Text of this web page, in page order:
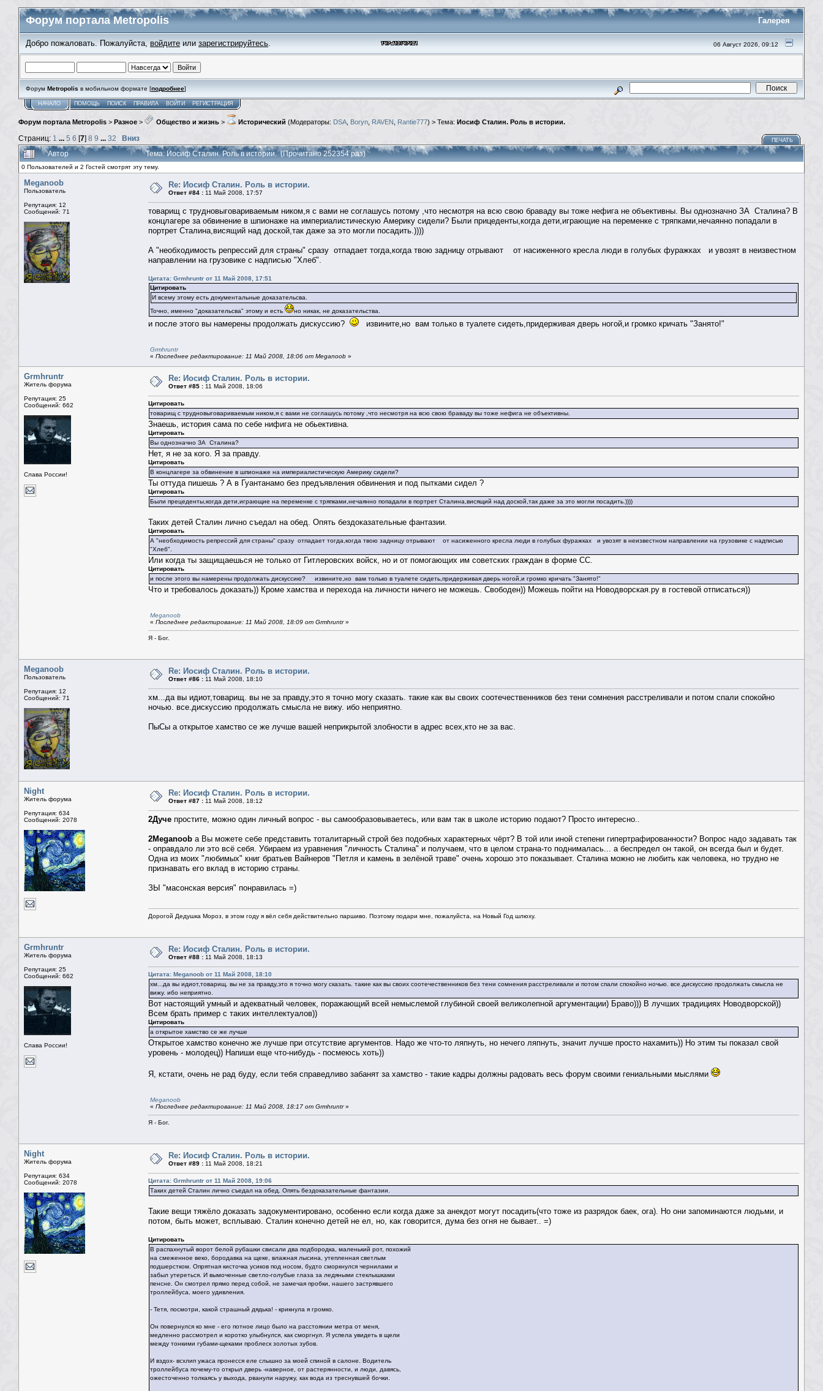
Форум портала Metropolis Галерея
Добро пожаловать. Пожалуйста, войдите или зарегистрируйтесь. 06 Август 2026, 09:12
Форум Metropolis в мобильном формате [подробнее]
НАЧАЛО ПОМОЩЬ ПОИСК ПРАВИЛА ВОЙТИ РЕГИСТРАЦИЯ
Форум портала Metropolis > Разное > Общество и жизнь > Исторический (Модераторы: DSA Boryn RAVEN Rantie777) > Тема: Иосиф Сталин. Роль в истории.
Страниц: 1 ... 5 6 [7] 8 9 ... 32 Вниз ПЕЧАТЬ
Автор Тема: Иосиф Сталин. Роль в истории. (Прочитано 252354 раз)
0 Пользователей и 2 Гостей смотрят эту тему.
Meganoob
Пользователь
Репутация: 12
Сообщений: 71
Re: Иосиф Сталин. Роль в истории.
Ответ #84 : 11 Май 2008, 17:57
товарищ с трудновыговариваемым ником,я с вами не соглашусь потому ,что несмотря на всю свою браваду вы тоже нефига не объективны. Вы однозначно ЗА Сталина? В
концлагере за обвинение в шпионаже на империалистическую Америку сидели? Были прицеденты,когда дети,играющие на переменке с тряпками,нечаянно попадали в
портрет Сталина,висящий над доской,так даже за это могли посадить.))))
А "необходимость репрессий для страны" сразу отпадает тогда,когда твою задницу отрывают от насиженного кресла люди в голубых фуражках и увозят в неизвестном
направлении на грузовике с надписью "Хлеб".
Цитата: Grmhruntr от 11 Май 2008, 17:51
Цитировать
И всему этому есть документальные доказательсва.
Точно, именно "доказательсва" этому и есть
но никак, не доказательства.
и после этого вы намерены продолжать дискуссию? извините,но вам только в туалете сидеть,придерживая дверь ногой,и громко кричать "Занято!"
Grmhruntr
« Последнее редактирование: 11 Май 2008, 18:06 от Meganoob »
Grmhruntr
Житель форума
Репутация: 25
Сообщений: 662
Слава России!
Re: Иосиф Сталин. Роль в истории.
Ответ #85 : 11 Май 2008, 18:06
Цитировать
товарищ с трудновыговариваемым ником,я с вами не соглашусь потому ,что несмотря на всю свою браваду вы тоже нефига не объективны.
Знаешь, история сама по себе нифига не обьективна.
Цитировать
Вы однозначно ЗА Сталина?
Нет, я не за кого. Я за правду.
Цитировать
В концлагере за обвинение в шпионаже на империалистическую Америку сидели?
Ты оттуда пишешь ? А в Гуантанамо без предъявления обвинения и под пытками сидел ?
Цитировать
Были прецеденты,когда дети,играющие на переменке с тряпками,нечаянно попадали в портрет Сталина,висящий над доской,так даже за это могли посадить.))))
Таких детей Сталин лично съедал на обед. Опять бездоказательные фантазии.
Цитировать
А "необходимость репрессий для страны" сразу отпадает тогда,когда твою задницу отрывают от насиженного кресла люди в голубых фуражках и увозят в неизвестном направлении на грузовике с надписью
"Хлеб".
Или когда ты защищаешься не только от Гитлеровских войск, но и от помогающих им советских граждан в форме СС.
Цитировать
и после этого вы намерены продолжать дискуссию? извините,но вам только в туалете сидеть,придерживая дверь ногой,и громко кричать "Занято!"
Что и требовалось доказать)) Кроме хамства и перехода на личности ничего не можешь. Свободен)) Можешь пойти на Новодворская.ру в гостевой отписаться))
Meganoob
« Последнее редактирование: 11 Май 2008, 18:09 от Grmhruntr»
Я - Бог.
Meganoob
Пользователь
Репутация: 12
Сообщений: 71
Re: Иосиф Сталин. Роль в истории.
Ответ #86 : 11 Май 2008, 18:10
хм...да вы идиот,товарищ. вы не за правду,это я точно могу сказать. такие как вы своих соотечественников без тени сомнения расстреливали и потом спали спокойно
ночью. все.дискуссию продолжать смысла не вижу. ибо неприятно.
ПыСы а открытое хамство се же лучше вашей неприкрытой злобности в адрес всех,кто не за вас.
Night
Житель форума
Репутация: 634
Сообщений: 2078
Re: Иосиф Сталин. Роль в истории.
Ответ #87 : 11 Май 2008, 18:12
2Дуче простите, можно один личный вопрос - вы самообразовываетесь, или вам так в школе историю подают? Просто интересно..
2Meganoob а Вы можете себе представить тоталитарный строй без подобных характерных чёрт? В той или иной степени гипертрафированности? Вопрос надо задавать так
- оправдало ли это всё себя. Убираем из уравнения "личность Сталина" и получаем, что в целом страна-то поднималась... а беспредел он такой, он всегда был и будет.
Одна из моих "любимых" книг братьев Вайнеров "Петля и камень в зелёной траве" очень хорошо это показывает. Сталина можно не любить как человека, но трудно не
признавать его вклад в историю страны.
ЗЫ "масонская версия" понравилась =)
Дорогой Дедушка Мороз, в этом году я вёл себя действительно паршиво. Поэтому подари мне, пожалуйста, на Новый Год шлюху.
Grmhruntr
Житель форума
Репутация: 25
Сообщений: 662
Слава России!
Re: Иосиф Сталин. Роль в истории.
Ответ #88 : 11 Май 2008, 18:13
Цитата: Meganoob от 11 Май 2008, 18:10
хм...да вы идиот,товарищ. вы не за правду,это я точно могу сказать. такие как вы своих соотечественников без тени сомнения расстреливали и потом спали спокойно ночью. все.дискуссию продолжать смысла не
вижу. ибо неприятно.
Вот настоящий умный и адекватный человек, поражающий всей немыслемой глубиной своей великолепной аргументации) Браво))) В лучших традициях Новодворской))
Всем брать пример с таких интеллектуалов))
Цитировать
а открытое хамство се же лучше
Открытое хамство конечно же лучше при отсутствие аргументов. Надо же что-то ляпнуть, но нечего ляпнуть, значит лучше просто нахамить)) Но этим ты показал свой
уровень - молодец)) Напиши еще что-нибудь - посмеюсь хоть))
Я, кстати, очень не рад буду, если тебя справедливо забанят за хамство - такие кадры должны радовать весь форум своими гениальными мыслями
Meganoob
« Последнее редактирование: 11 Май 2008, 18:17 от Grmhruntr»
Я - Бог.
Night
Житель форума
Репутация: 634
Сообщений: 2078
Re: Иосиф Сталин. Роль в истории.
Ответ #89 : 11 Май 2008, 18:21
Цитата: Grmhruntr от 11 Май 2008, 19:06
Таких детей Сталин лично съедал на обед. Опять бездоказательные фантазии.
Такие вещи тяжёло доказать задокументировано, особенно если когда даже за анекдот могут посадить(что тоже из разрядок баек, ога). Но они запоминаются людьми, и
потом, быть может, всплываю. Сталин конечно детей не ел, но, как говорится, дума без огня не бывает.. =)
Цитировать
В распахнутый ворот белой рубашки свисали два подбородка, маленький рот, похожий
на смеженное веко, бородавка на щеке, влажная лысина, утепленная светлым
подшерстком. Опрятная кисточка усиков под носом, будто сморкнулся чернилами и
забыл утереться. И вымоченные светло-голубые глаза за ледяными стеклышками
пенсне. Он смотрел прямо перед собой, не замечая пробки, нашего застрявшего
троллейбуса, моего удивления.
- Тетя, посмотри, какой страшный дядька! - крикнула я громко.
Он повернулся ко мне - его потное лицо было на расстоянии метра от меня,
медленно рассмотрел и коротко улыбнулся, как сморгнул. Я успела увидеть в щели
между тонкими губами-щеками проблеск золотых зубов.
И вздох- всхлип ужаса пронесся еле слышно за моей спиной в салоне. Водитель
троллейбуса почему-то открыл дверь -наверное, от растерянности, и люди, давясь,
ожесточенно толкаясь у выхода, рванули наружу, как вода из треснувшей бочки.